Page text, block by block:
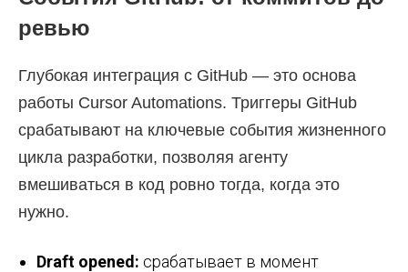
ревью
Глубокая интеграция с GitHub — это основа
работы Cursor Automations. Триггеры GitHub
срабатывают на ключевые события жизненного
цикла разработки, позволяя агенту
вмешиваться в код ровно тогда, когда это
нужно.
Draft opened: срабатывает в момент